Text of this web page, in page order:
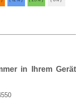
in Ihrem Gerät